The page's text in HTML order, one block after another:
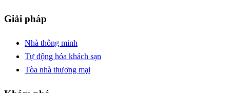
Giải pháp
Nhà thông minh
Tự động hóa khách sạn
Tòa nhà thương mại